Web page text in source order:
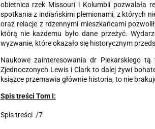
obietnica rzek Missouri i Kolumbii pozwalała
spotkania z indiańskimi plemionami, z których
oraz relacje z rdzennymi mieszkańcami
którą nie każdemu było dane przeżyć.
wyzwanie, które okazało się historycznym
Naukowe zainteresowania dr Piekarskiego
Zjednoczonych Lewis i Clark to dalej żywi
książce przemawia głównie historia, to nie
Spis treści Tom I:
Spis treści /7